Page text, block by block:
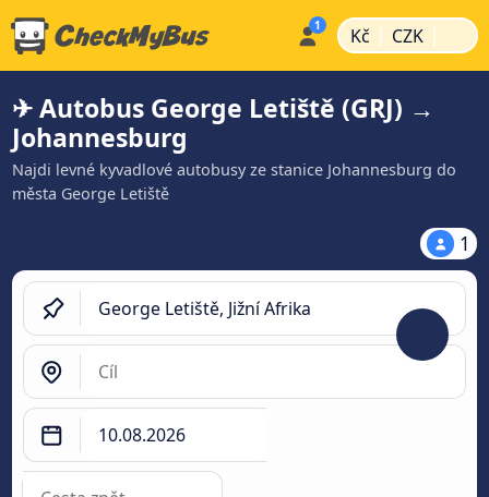
Kč | CZK |
✈ Autobus George Letiště (GRJ) →
Johannesburg
Najdi levné kyvadlové autobusy ze stanice Johannesburg do
města George Letiště
1